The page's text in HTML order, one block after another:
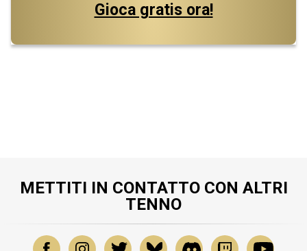
Gioca gratis ora!
METTITI IN CONTATTO CON ALTRI
TENNO